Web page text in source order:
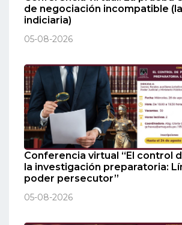
de negociación incompatible
indiciaria)
05-08-2026
Conferencia virtual “El control
la investigación preparatoria:
poder persecutor”
05-08-2026